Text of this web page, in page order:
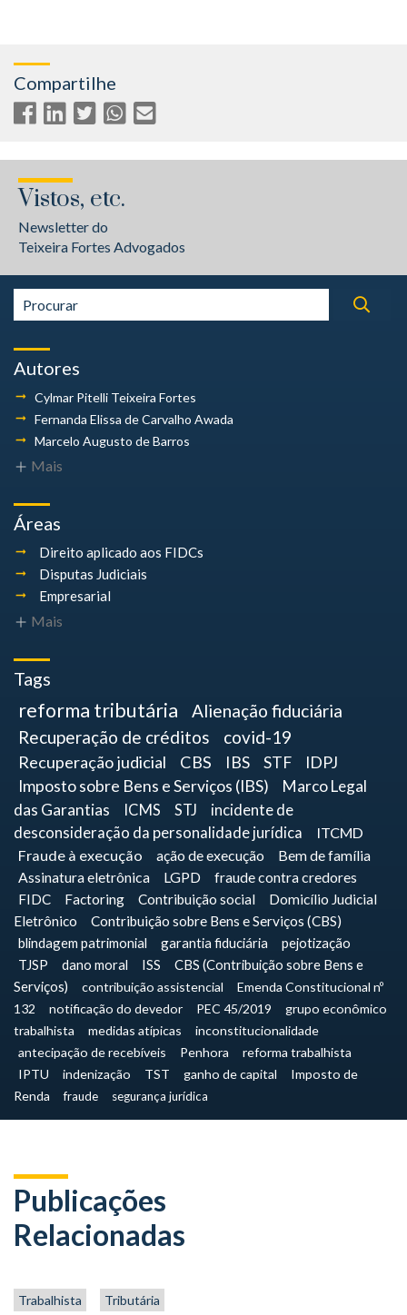
Compartilhe
Vistos, etc.
Newsletter do
Teixeira Fortes Advogados
Autores
Cylmar Pitelli Teixeira Fortes
Fernanda Elissa de Carvalho Awada
Marcelo Augusto de Barros
Mais
Áreas
Direito aplicado aos FIDCs
Disputas Judiciais
Empresarial
Mais
Tags
reforma tributária
Alienação fiduciária
Recuperação de créditos
covid-19
Recuperação judicial CBS IBS STF
IDPJ
Imposto sobre Bens e Serviços (IBS)
Marco Legal
das Garantias
ICMS STJ
incidente de
desconsideração da personalidade jurídica
ITCMD
Fraude à execução
ação de execução
Bem de família
Assinatura eletrônica
LGPD fraude contra credores
FIDC Factoring Contribuição social
Domicílio Judicial
Eletrônico
Contribuição sobre Bens e Serviços (CBS)
blindagem patrimonial
garantia fiduciária
pejotização
TJSP
dano moral ISS
CBS (Contribuição sobre Bens e
Serviços)
contribuição assistencial
Emenda Constitucional nº
132
notificação do devedor PEC 45/2019
grupo econômico
trabalhista
medidas atípicas
inconstitucionalidade
antecipação de recebíveis
Penhora
reforma trabalhista
IPTU
indenização TST ganho de capital
Imposto de
Renda
fraude segurança jurídica
Publicações
Relacionadas
Trabalhista Tributária